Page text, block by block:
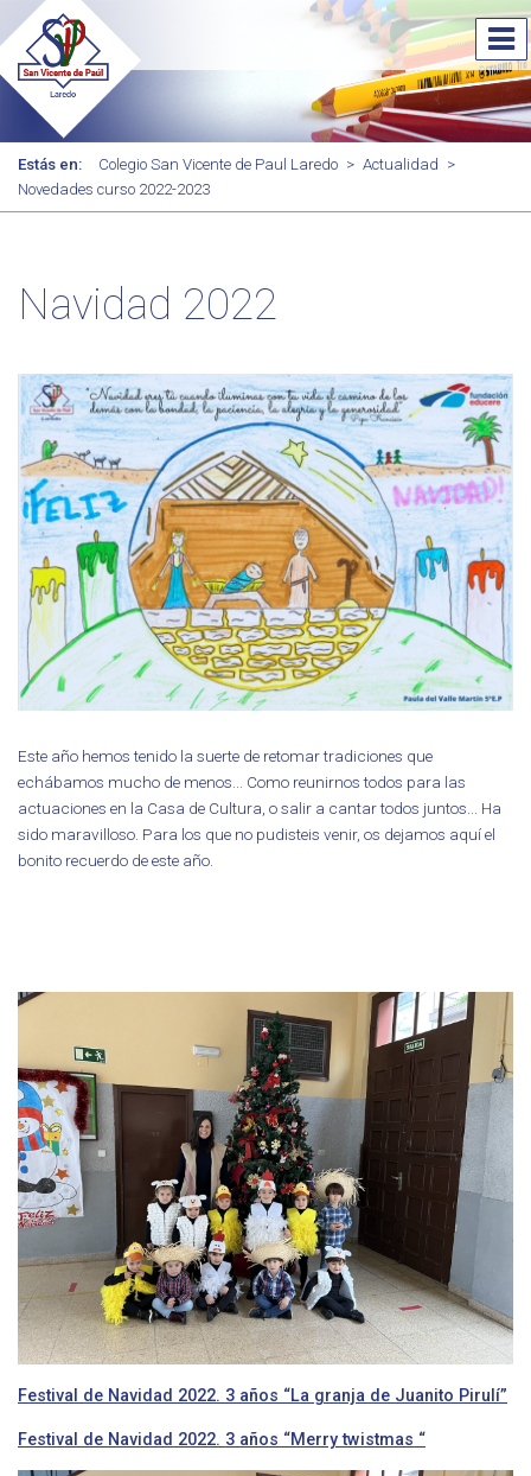
Estás en: Colegio San Vicente de Paul Laredo > Actualidad >
Novedades curso 2022-2023
Navidad 2022
Este año hemos tenido la suerte de retomar tradiciones que
echábamos mucho de menos... Como reunirnos todos para las
actuaciones en la Casa de Cultura, o salir a cantar todos juntos... Ha
sido maravilloso. Para los que no pudisteis venir, os dejamos aquí el
bonito recuerdo de este año.
Festival de Navidad 2022. 3 años “La granja de Juanito Pirulí”
Festival de Navidad 2022. 3 años “Merry twistmas “